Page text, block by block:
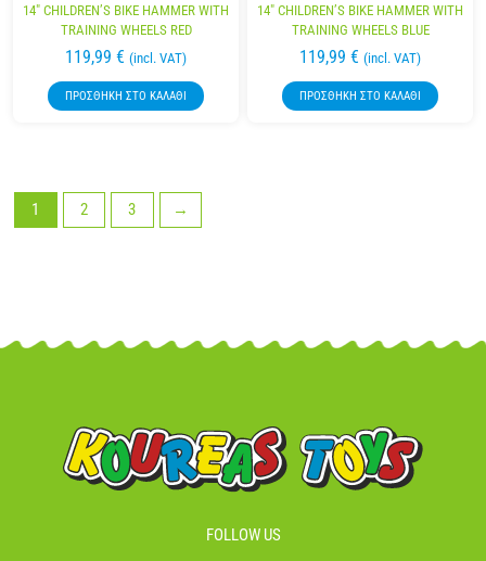
14″ CHILDREN’S BIKE HAMMER WITH
TRAINING WHEELS RED
119,99 € (incl. VAT)
ΠΡΟΣΘΉΚΗ ΣΤΟ ΚΑΛΆΘΙ
14″ CHILDREN’S BIKE HAMMER WITH
TRAINING WHEELS BLUE
119,99 € (incl. VAT)
ΠΡΟΣΘΉΚΗ ΣΤΟ ΚΑΛΆΘΙ
1 2 3 →
FOLLOW US